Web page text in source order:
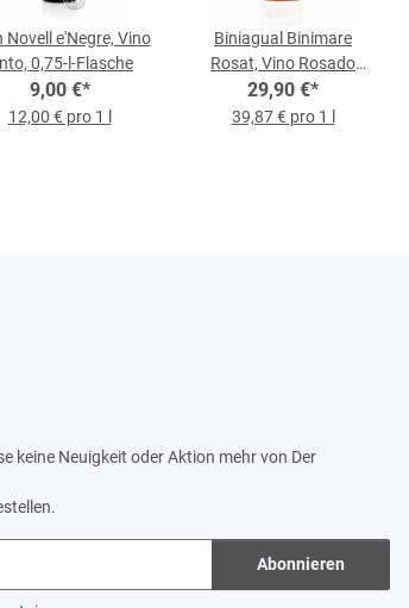
Novell e'Negre, Vino
0,75-l-Flasche
9,00 €*
12,00 € pro 1 l
Biniagual Binimare
Rosat, Vino Rosado
2023, 0,75-l-Flasche
29,90 €*
39,87 € pro 1 l
keine Neuigkeit oder Aktion mehr von Der
Abonnieren